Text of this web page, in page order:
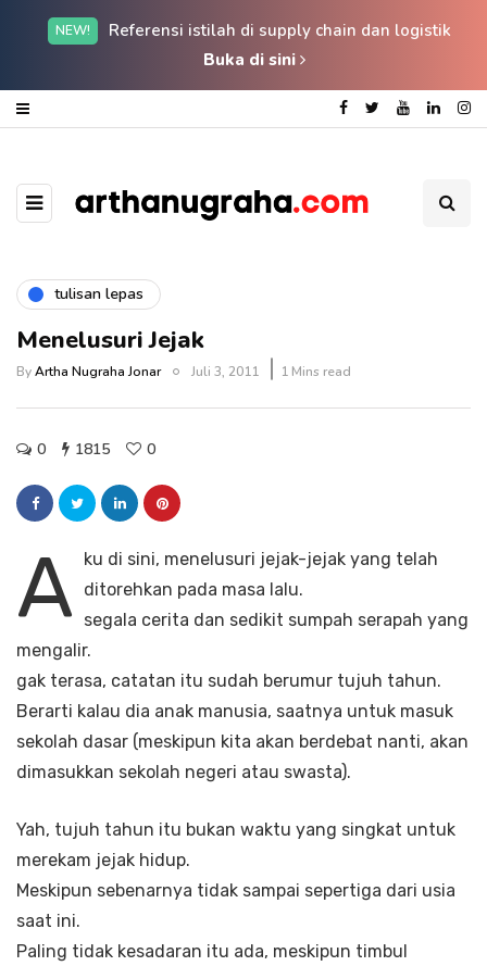
NEW!
Referensi istilah di supply chain dan logistik
Buka di sini
tulisan lepas
Menelusuri Jejak
ByArtha Nugraha Jonar Juli 3, 2011 1 Mins read
0 1815 0
A
ku di sini, menelusuri jejak-jejak yang telah
ditorehkan pada masa lalu.
segala cerita dan sedikit sumpah serapah yang
mengalir.
gak terasa, catatan itu sudah berumur tujuh tahun.
Berarti kalau dia anak manusia, saatnya untuk masuk
sekolah dasar (meskipun kita akan berdebat nanti, akan
dimasukkan sekolah negeri atau swasta).
Yah, tujuh tahun itu bukan waktu yang singkat untuk
merekam jejak hidup.
Meskipun sebenarnya tidak sampai sepertiga dari usia
saat ini.
Paling tidak kesadaran itu ada, meskipun timbul